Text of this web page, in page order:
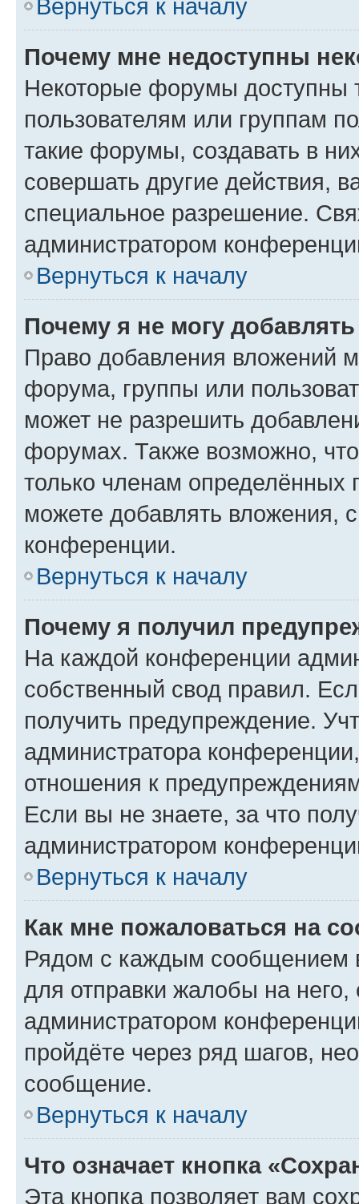
Вернуться к началу
Почему мне недоступны
Некоторые форумы доступны
пользователям или группам
такие форумы, создавать в
совершать другие действия,
специальное разрешение.
администратором
Вернуться к началу
Почему я не могу
Право добавления вложений
форума, группы или
может не разрешить
форумах. Также возможно,
только членам определённых
можете добавлять вложения,
конференции.
Вернуться к началу
Почему я получил
На каждой конференции
собственный свод правил.
получить предупреждение.
администратора
отношения к
Если вы не знаете, за что
администратором
Вернуться к началу
Как мне пожаловаться на
Рядом с каждым сообщением
для отправки жалобы на
администратором
пройдёте через ряд шагов,
сообщение.
Вернуться к началу
Что означает кнопка
Эта кнопка позволяет вам